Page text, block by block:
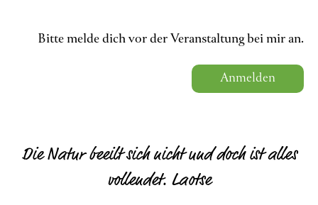
Bitte melde dich vor der Veranstaltung bei mir an.
Anmelden
Die Natur beeilt sich nicht und doch ist alles
vollendet. Laotse